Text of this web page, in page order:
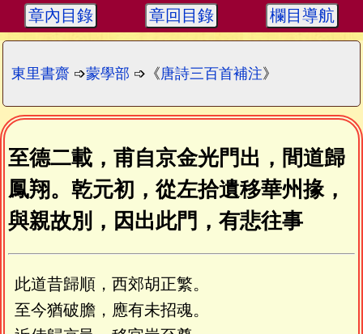
章內目錄 章回目錄 欄目導航
東里書齋 ➩蒙學部 ➩《唐詩三百首補注》
至德二載，甫自京金光門出，間道歸
鳳翔。乾元初，從左拾遺移華州掾，
與親故別，因出此門，有悲往事
此道昔歸順，西郊胡正繁。
至今猶破膽，應有未招魂。